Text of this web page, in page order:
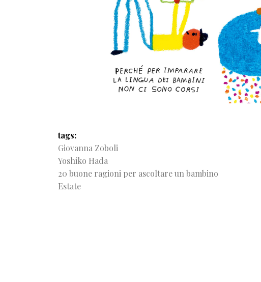
tags
Giovanna Zoboli
Yoshiko Hada
20 buone ragioni per ascoltare un bambino
Estate